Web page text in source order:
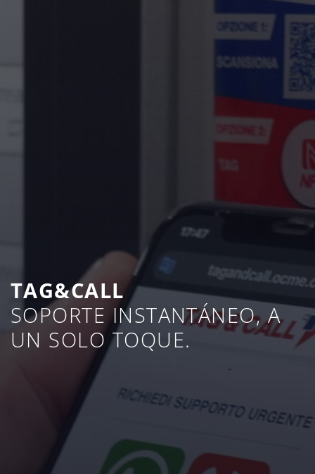
TAG&CALL
SOPORTE INSTANTÁNEO, A
UN SOLO TOQUE.